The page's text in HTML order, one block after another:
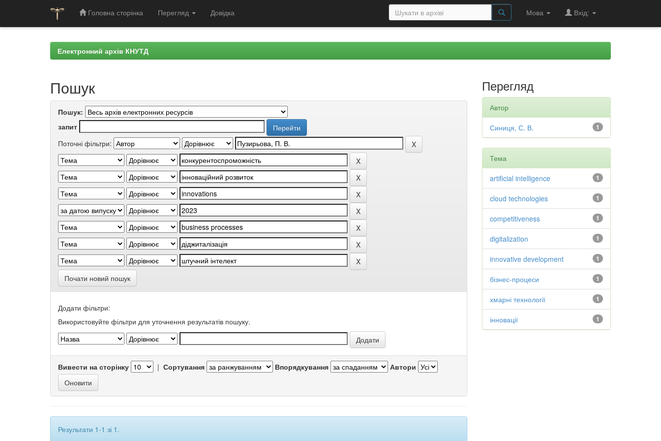
Головна сторінка Перегляд Довідка Мова Вхід:
Електронний архів КНУТД
Пошук
Пошук:
запит
Поточні фільтри:
Почати новий пошук
Додати фільтри:
Використовуйте фільтри для уточнення результатів пошуку.
Вивести на сторінку | Сортування Впорядкування Автори
Результати 1-1 зі 1.
Перегляд
Автор
1
Синиця, С. В.
Тема
1
artificial intelligence
1
cloud technologies
1
competitiveness
1
digitalization
1
innovative development
1
бізнес-процеси
1
хмарні технології
1
інновації